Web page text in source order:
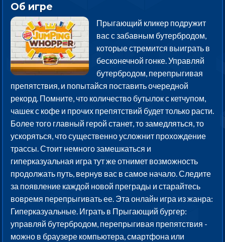
Об игре
Прыгающий кликер подружит
вас с забавным бутербродом,
которые стремится выиграть в
бесконечной гонке. Управляй
бутербродом, перепрыгивая
препятствия, и попытайся поставить очередной
рекорд. Помните, что количество бутылок с кетчупом,
чашек с кофе и прочих препятствий будет только расти.
Более того главный герой станет, то замедляться, то
ускоряться, что существенно усложнит прохождение
трассы. Стоит немного замешкаться и
гиперказуальная игра тут же отнимет возможность
продолжать путь, вернув вас в самое начало. Следите
за появление каждой новой преграды и старайтесь
вовремя перепрыгивать ее. Эта онлайн игра из жанра:
Гиперказуальные. Играть в Прыгающий бургер:
управляй бутербродом, перепрыгивая препятствия -
можно в браузере компьютера, смартфона или